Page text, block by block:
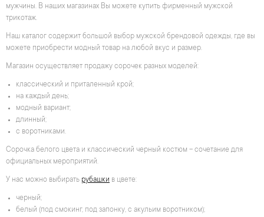
мужчины. В наших магазинах Вы можете купить фирменный мужской
трикотаж.
Наш каталог содержит большой выбор мужской брендовой одежды, где вы
можете приобрести модный товар на любой вкус и размер.
Магазин осуществляет продажу сорочек разных моделей:
классический и приталенный крой;
на каждый день;
модный вариант;
длинный;
с воротниками.
Сорочка белого цвета и классический черный костюм – сочетание для
официальных мероприятий.
У нас можно выбирать рубашки в цвете:
черный;
белый (под смокинг, под запонку, с акульим воротником);